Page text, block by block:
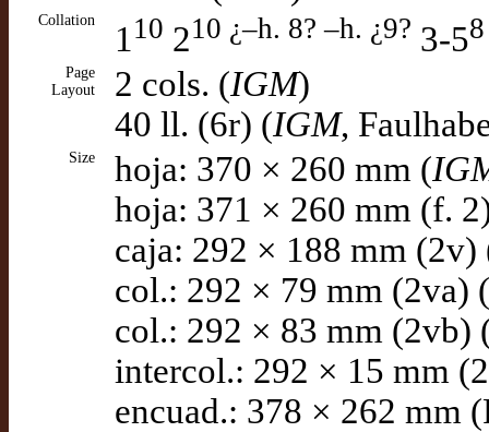
Collation 1 10 210 ¿–h. 8? –h. ¿9? 3-58
Page
Layout
2 cols. (IGM)
40 ll. (6r) (IGM,
Size hoja: 370 × 260 mm (
hoja: 371 × 260 mm (f.
caja: 292 × 188 mm (2v)
col.: 292 × 79 mm (2va)
col.: 292 × 83 mm (2vb)
intercol.: 292 × 15 mm
encuad.: 378 × 262 mm